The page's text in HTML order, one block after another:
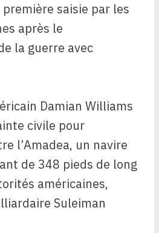
première saisie par les
après le
la guerre avec
Damian Williams
civile pour
l’Amadea, un navire
de 348 pieds de long
américaines,
Suleiman